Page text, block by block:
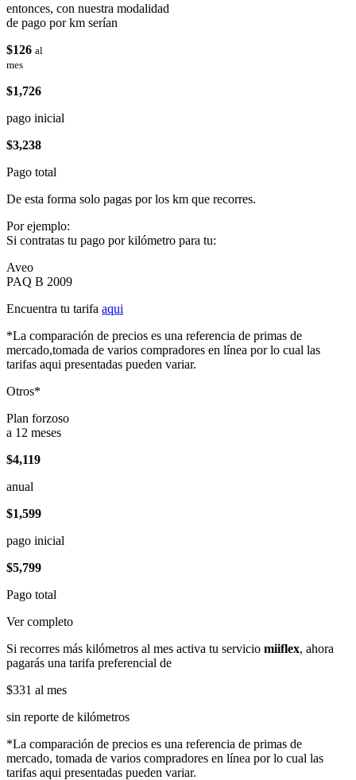
entonces, con nuestra modalidad
de pago por km serían
$126 al
mes
$1,726
pago inicial
$3,238
Pago total
De esta forma solo pagas por los km que recorres.
Por ejemplo:
Si contratas tu pago por kilómetro para tu:
Aveo
PAQ B 2009
Encuentra tu tarifa aqui
*La comparación de precios es una referencia de primas de
mercado,tomada de varios compradores en línea por lo cual las
tarifas aqui presentadas pueden variar.
Otros*
Plan forzoso
a 12 meses
$4,119
anual
$1,599
pago inicial
$5,799
Pago total
Ver completo
Si recorres más kilómetros al mes activa tu servicio miiflex, ahora
pagarás una tarifa preferencial de
$331 al mes
sin reporte de kilómetros
*La comparación de precios es una referencia de primas de
mercado, tomada de varios compradores en línea por lo cual las
tarifas aqui presentadas pueden variar.